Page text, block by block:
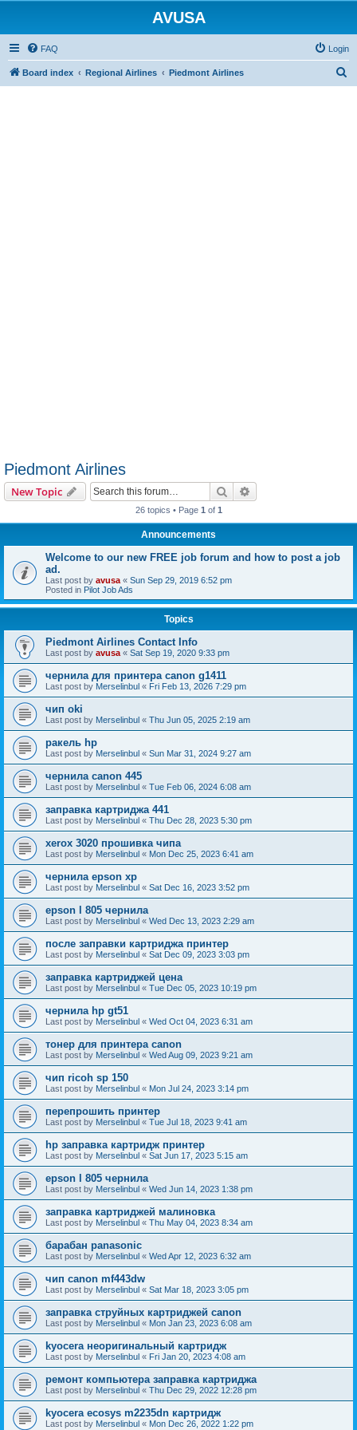
AVUSA
FAQ Login
Board index Regional Airlines Piedmont Airlines
Piedmont Airlines
New Topic Search
26 topics • Page 1 of 1
Announcements
Welcome to our new FREE job forum and how to post a job
ad.
Last post by avusa « Sun Sep 29, 2019 6:52 pm
Posted in Pilot Job Ads
Topics
Piedmont Airlines Contact Info
Last post by avusa « Sat Sep 19, 2020 9:33 pm
чернила для принтера canon g1411
Last post by Merselinbul « Fri Feb 13, 2026 7:29 pm
чип oki
Last post by Merselinbul « Thu Jun 05, 2025 2:19 am
ракель hp
Last post by Merselinbul « Sun Mar 31, 2024 9:27 am
чернила canon 445
Last post by Merselinbul « Tue Feb 06, 2024 6:08 am
заправка картриджа 441
Last post by Merselinbul « Thu Dec 28, 2023 5:30 pm
xerox 3020 прошивка чипа
Last post by Merselinbul « Mon Dec 25, 2023 6:41 am
чернила epson xp
Last post by Merselinbul « Sat Dec 16, 2023 3:52 pm
epson l 805 чернила
Last post by Merselinbul « Wed Dec 13, 2023 2:29 am
после заправки картриджа принтер
Last post by Merselinbul « Sat Dec 09, 2023 3:03 pm
заправка картриджей цена
Last post by Merselinbul « Tue Dec 05, 2023 10:19 pm
чернила hp gt51
Last post by Merselinbul « Wed Oct 04, 2023 6:31 am
тонер для принтера canon
Last post by Merselinbul « Wed Aug 09, 2023 9:21 am
чип ricoh sp 150
Last post by Merselinbul « Mon Jul 24, 2023 3:14 pm
перепрошить принтер
Last post by Merselinbul « Tue Jul 18, 2023 9:41 am
hp заправка картридж принтер
Last post by Merselinbul « Sat Jun 17, 2023 5:15 am
epson l 805 чернила
Last post by Merselinbul « Wed Jun 14, 2023 1:38 pm
заправка картриджей малиновка
Last post by Merselinbul « Thu May 04, 2023 8:34 am
барабан panasonic
Last post by Merselinbul « Wed Apr 12, 2023 6:32 am
чип canon mf443dw
Last post by Merselinbul « Sat Mar 18, 2023 3:05 pm
заправка струйных картриджей canon
Last post by Merselinbul « Mon Jan 23, 2023 6:08 am
kyocera неоригинальный картридж
Last post by Merselinbul « Fri Jan 20, 2023 4:08 am
ремонт компьютера заправка картриджа
Last post by Merselinbul « Thu Dec 29, 2022 12:28 pm
kyocera ecosys m2235dn картридж
Last post by Merselinbul « Mon Dec 26, 2022 1:22 pm